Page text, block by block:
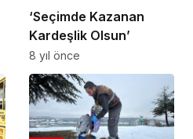
‘Seçimde Kazanan
Kardeşlik Olsun’
8 yıl önce